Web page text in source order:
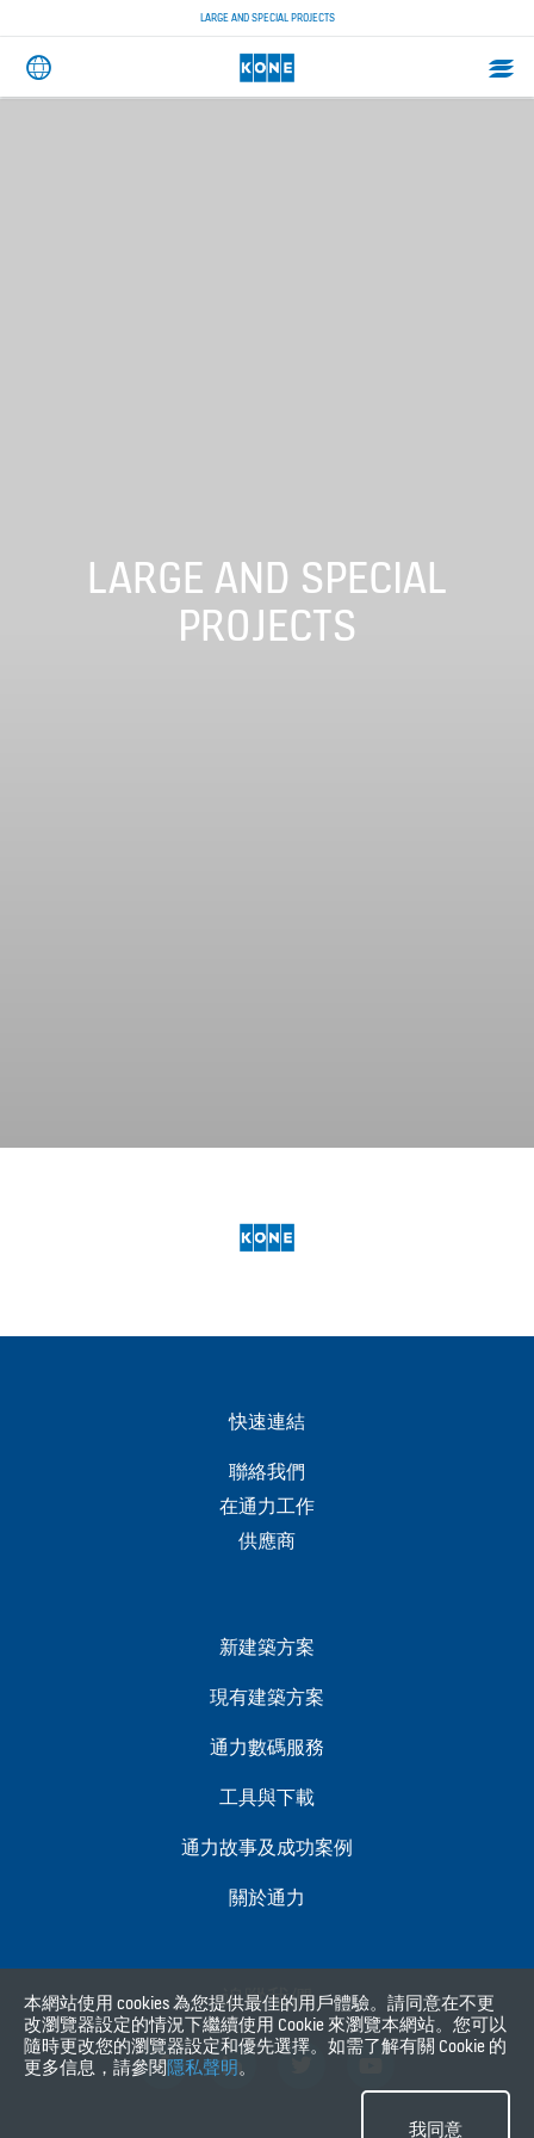
LARGE AND SPECIAL PROJECTS
LARGE AND SPECIAL
PROJECTS
本網站使用 cookies 為您提供最佳的用戶體驗。請同意在不更
改瀏覽器設定的情況下繼續使用 Cookie 來瀏覽本網站。您可以
隨時更改您的瀏覽器設定和優先選擇。如需了解有關 Cookie 的
更多信息，請參閱隱私聲明。
我同意
快速連結
聯絡我們
在通力工作
供應商
新建築方案
現有建築方案
通力數碼服務
工具與下載
通力故事及成功案例
關於通力
追蹤我們